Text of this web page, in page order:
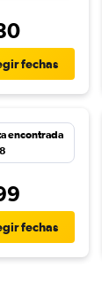
fechas
encontrada
fechas